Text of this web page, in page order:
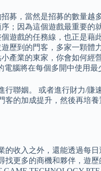
募，當然是招募的數量
；因為這個遊戲最重要
遊戲的任務線，也正是藉
歷到的門客，多家一顆體
產業的東家，你會如何經
腦將在每個多開中使用最
聯姻。 或者進行財力/
的加成提升，然後再培
收入之外，還能透過每
更多的商機和夥伴，遊